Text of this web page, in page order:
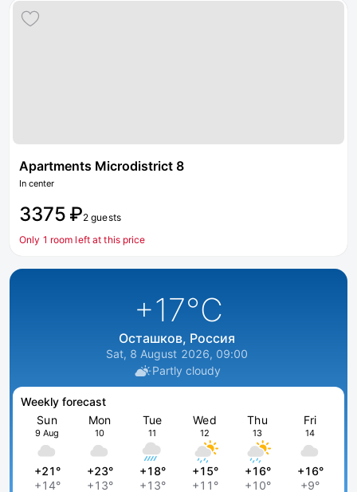
Apartments Microdistrict 8
In center
3375 ₽2 guests
Only 1 room left at this price
+17°C
Осташков, Россия
Sat, 8 August 2026, 09:00
Partly cloudy
Weekly forecast
Sun
9 Aug
+21°
+14°
Mon
10
+23°
+13°
Tue
11
+18°
+13°
Wed
12
+15°
+11°
Thu
13
+16°
+10°
Fri
14
+16°
+9°